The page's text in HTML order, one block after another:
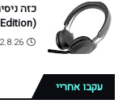
2.8.26
עקבו אחריי